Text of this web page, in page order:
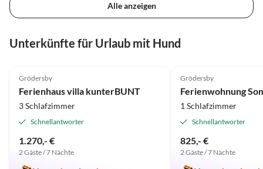
Alle anzeigen
Unterkünfte für Urlaub mit Hund
Grödersby
Ferienhaus villa kunterBUNT
3 Schlafzimmer
Schnellantworter
1.270,- €
2 Gäste / 7 Nächte
Grödersby
1 Schlafzimmer
Schnellantworter
825,- €
2 Gäste / 7 Nächte